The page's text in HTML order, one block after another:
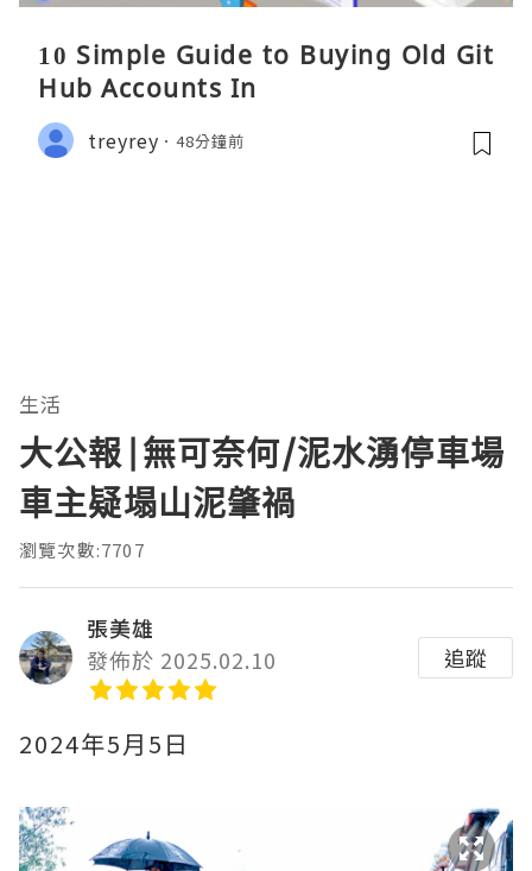
10 Simple Guide to Buying Old Git
Hub Accounts In
treyrey 48分鐘前
生活
大公報|無可奈何/泥水湧停車場
車主疑塌山泥肇禍
瀏覽次數:7707
張美雄
發佈於 2025.02.10
追蹤
2024年5月5日